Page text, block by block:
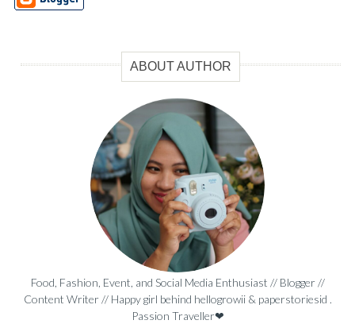
ABOUT AUTHOR
Food, Fashion, Event, and Social Media Enthusiast // Blogger //
Content Writer // Happy girl behind hellogrowii & paperstoriesid .
Passion Traveller❤